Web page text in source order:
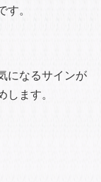
す。
になるサインが
します。